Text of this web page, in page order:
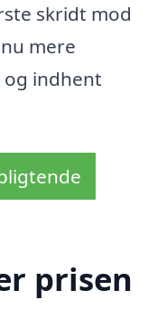
skridt mod
mere
indhent
prisen